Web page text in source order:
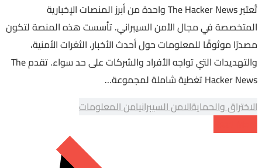
تُعتبر The Hacker News واحدة من أبرز المنصات الإخبارية
المتخصصة في مجال الأمن السيبراني. تأسست هذه المنصة لتكون
مصدرًا موثوقًا للمعلومات حول أحدث الأخبار، الثغرات الأمنية،
والتهديدات التي تواجه الأفراد والشركات على حد سواء. تقدم The
Hacker News تغطية شاملة لمجموعة…
الاختراق والحمايةالامن السيبرانيامن المعلومات